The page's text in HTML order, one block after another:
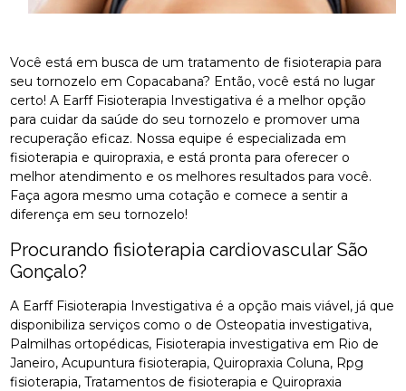
Você está em busca de um tratamento de fisioterapia para
seu tornozelo em Copacabana? Então, você está no lugar
certo! A Earff Fisioterapia Investigativa é a melhor opção
para cuidar da saúde do seu tornozelo e promover uma
recuperação eficaz. Nossa equipe é especializada em
fisioterapia e quiropraxia, e está pronta para oferecer o
melhor atendimento e os melhores resultados para você.
Faça agora mesmo uma cotação e comece a sentir a
diferença em seu tornozelo!
Procurando fisioterapia cardiovascular São
Gonçalo?
A Earff Fisioterapia Investigativa é a opção mais viável, já que
disponibiliza serviços como o de Osteopatia investigativa,
Palmilhas ortopédicas, Fisioterapia investigativa em Rio de
Janeiro, Acupuntura fisioterapia, Quiropraxia Coluna, Rpg
fisioterapia, Tratamentos de fisioterapia e Quiropraxia